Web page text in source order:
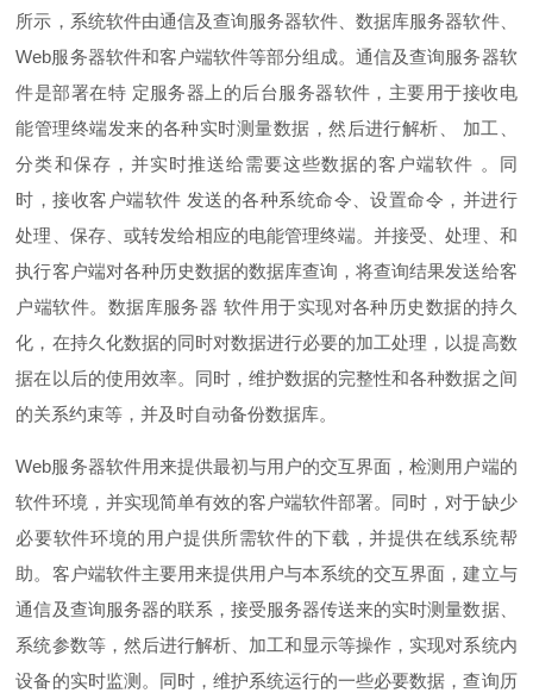
所示，系统软件由通信及查询服务器软件、数据库服务器软件、
Web服务器软件和客户端软件等部分组成。通信及查询服务器软
件是部署在特 定服务器上的后台服务器软件，主要用于接收电
能管理终端发来的各种实时测量数据，然后进行解析
加工、
分类和保存，并实时推送给需要这些数据的客户端软件 。同
时，接收客户端软件 发送的各种系统命令、设置命令，并进行
处理、保存、或转发给相应的电能管理终端。并接受、处理、和
执行客户端对各种历史数据的数据库查询，将查询结果发送给客
户端软件。数据库服务器 软件用于实现对各种历史数据的持久
化，在持久化数据的同时对数据进行必要的加工处理，以提高数
据在以后的使用效率。同时，维护数据的完整性和各种数据之间
的关系约束等，并及时自动备份数据库。
Web服务器软件用来提供最初与用户的交互界面，检测用户端的
软件环境，并实现简单有效的客户端软件部署。同时，对于缺少
必要软件环境的用户提供所需软件的下载，并提供在线系统帮
助。客户端软件主要用来提供用户与本系统的交互界面，建立与
通信及查询服务器的联系，接受服务器传送来的实时测量数据、
系统参数等，然后进行解析、加工和显示等操作，实现对系统内
设备的实时监测。同时，维护系统运行的一些必要数据，查询历